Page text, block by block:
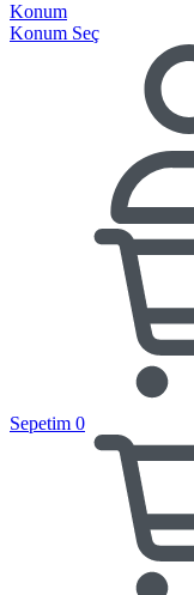
Konum
Konum Seç
Sepetim 0